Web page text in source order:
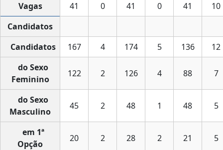
Vagas
41 0 41 0 41
10
Candidatos
Candidatos
167 4 174 5 136
12
do Sexo
Feminino
122 2 126 4 88 7
do Sexo
Masculino
45 2 48 1 48 5
em 1ª
Opção
20 2 28 2 21 5